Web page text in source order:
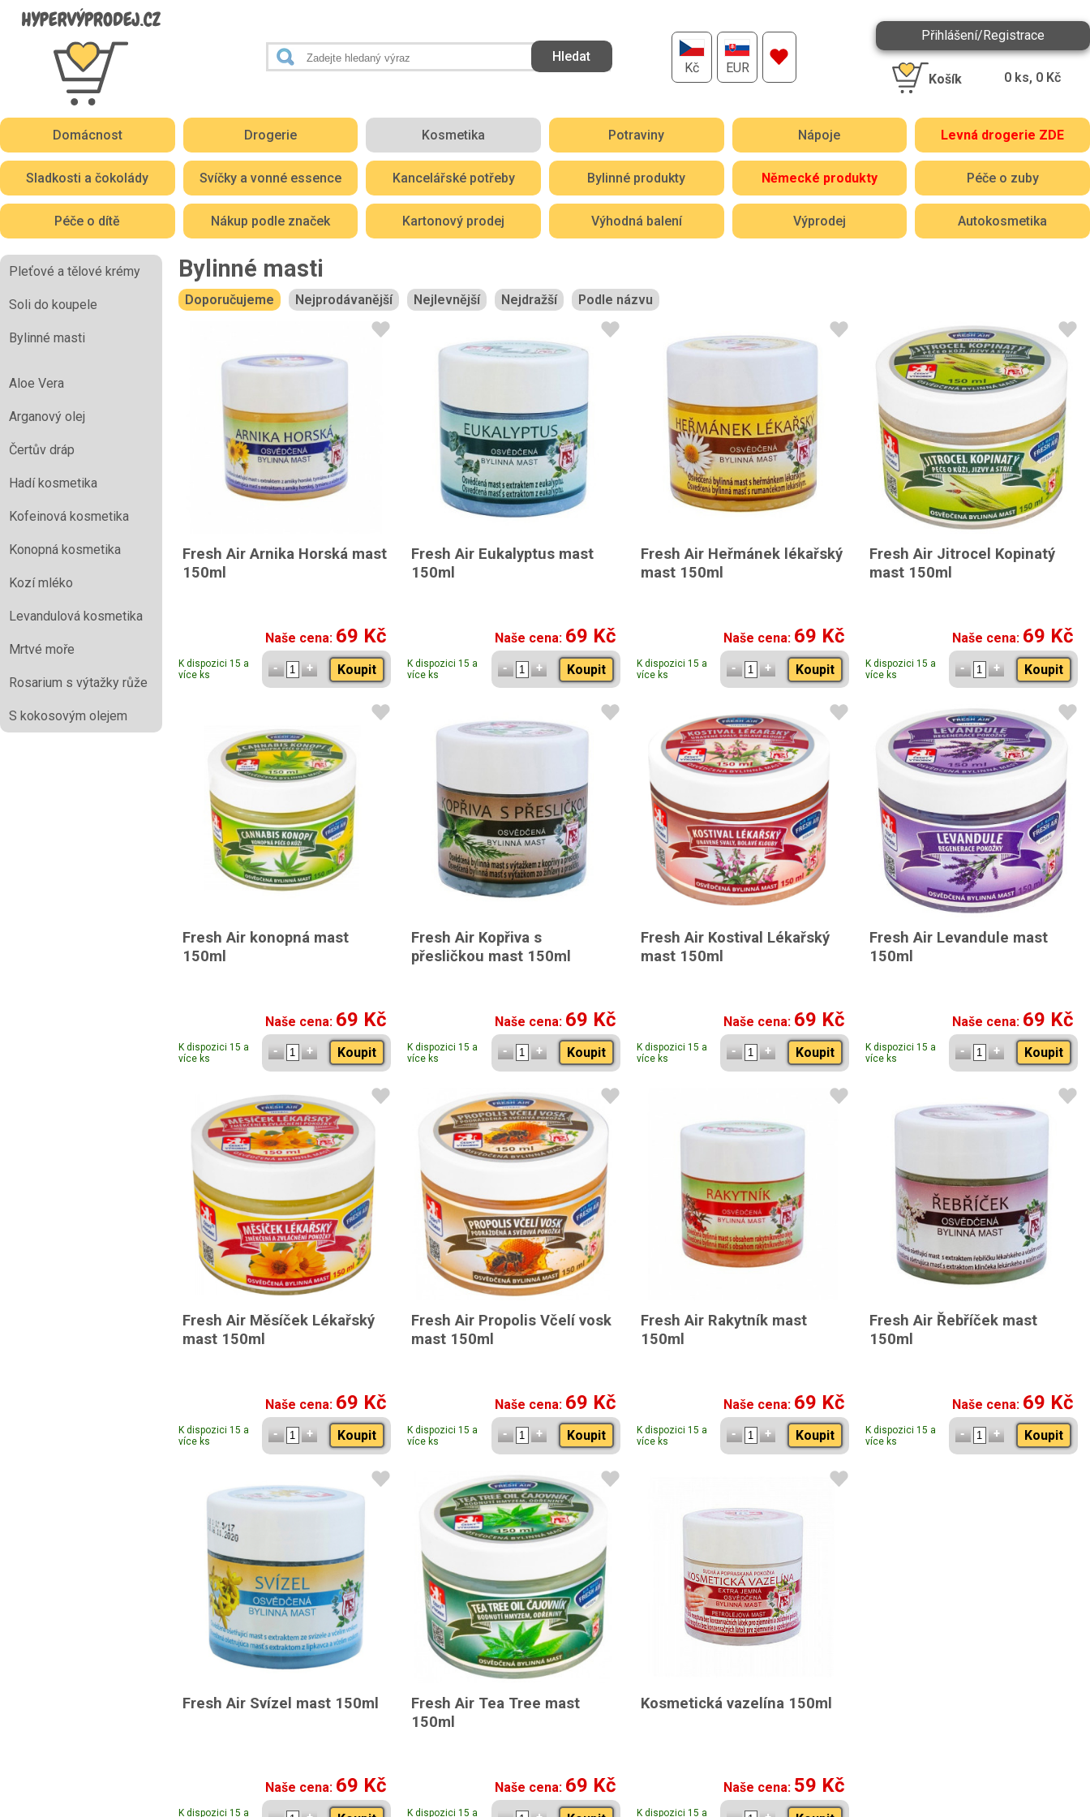
Kč EUR
Přihlášení/Registrace
Košík 0 ks, 0 Kč
Domácnost Drogerie Kosmetika Potraviny Nápoje Levná drogerie ZDE
Sladkosti a čokolády Svíčky a vonné essence Kancelářské potřeby Bylinné produkty Německé produkty Péče o zuby
Péče o dítě Nákup podle značek Kartonový prodej Výhodná balení Výprodej Autokosmetika
Pleťové a tělové krémy
Soli do koupele
Bylinné masti
Aloe Vera
Arganový olej
Čertův dráp
Hadí kosmetika
Kofeinová kosmetika
Konopná kosmetika
Kozí mléko
Levandulová kosmetika
Mrtvé moře
Rosarium s výtažky růže
S kokosovým olejem
Bylinné masti
Doporučujeme Nejprodávanější Nejlevnější Nejdražší Podle názvu
Fresh Air Arnika Horská mast
150ml
Naše cena: 69 Kč
K dispozici 15 a
více ks
Koupit
Fresh Air Eukalyptus mast
150ml
Naše cena: 69 Kč
K dispozici 15 a
více ks
Koupit
Fresh Air Heřmánek lékařský
mast 150ml
Naše cena: 69 Kč
K dispozici 15 a
více ks
Koupit
Fresh Air Jitrocel Kopinatý
mast 150ml
Naše cena: 69 Kč
K dispozici 15 a
více ks
Koupit
Fresh Air konopná mast
150ml
Naše cena: 69 Kč
K dispozici 15 a
více ks
Koupit
Fresh Air Kopřiva s
přesličkou mast 150ml
Naše cena: 69 Kč
K dispozici 15 a
více ks
Koupit
Fresh Air Kostival Lékařský
mast 150ml
Naše cena: 69 Kč
K dispozici 15 a
více ks
Koupit
Fresh Air Levandule mast
150ml
Naše cena: 69 Kč
K dispozici 15 a
více ks
Koupit
Fresh Air Měsíček Lékařský
mast 150ml
Naše cena: 69 Kč
K dispozici 15 a
více ks
Koupit
Fresh Air Propolis Včelí vosk
mast 150ml
Naše cena: 69 Kč
K dispozici 15 a
více ks
Koupit
Fresh Air Rakytník mast
150ml
Naše cena: 69 Kč
K dispozici 15 a
více ks
Koupit
Fresh Air Řebříček mast
150ml
Naše cena: 69 Kč
K dispozici 15 a
více ks
Koupit
Fresh Air Svízel mast 150ml
Naše cena: 69 Kč
K dispozici 15 a
Fresh Air Tea Tree mast
150ml
Naše cena: 69 Kč
K dispozici 15 a
Kosmetická vazelína 150ml
Naše cena: 59 Kč
K dispozici 15 a